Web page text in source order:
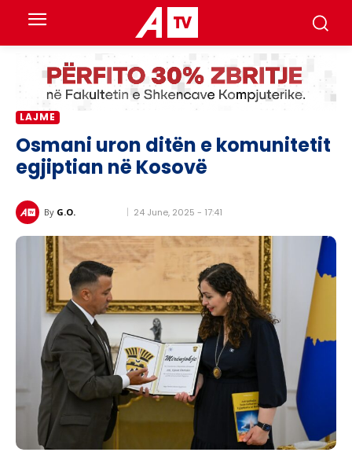
LAJME
Osmani uron ditën e komunitetit
egjiptian në Kosovë
By G.O. 24 June, 2025 - 17:41